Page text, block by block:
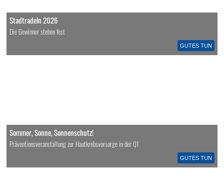
GUTES TUN
Stadtradeln 2026
Die Gewinner stehen fest
GUTES TUN
Sommer, Sonne, Sonnenschutz!
Präventionsveranstaltung zur Hautkrebsvorsorge in der Q1